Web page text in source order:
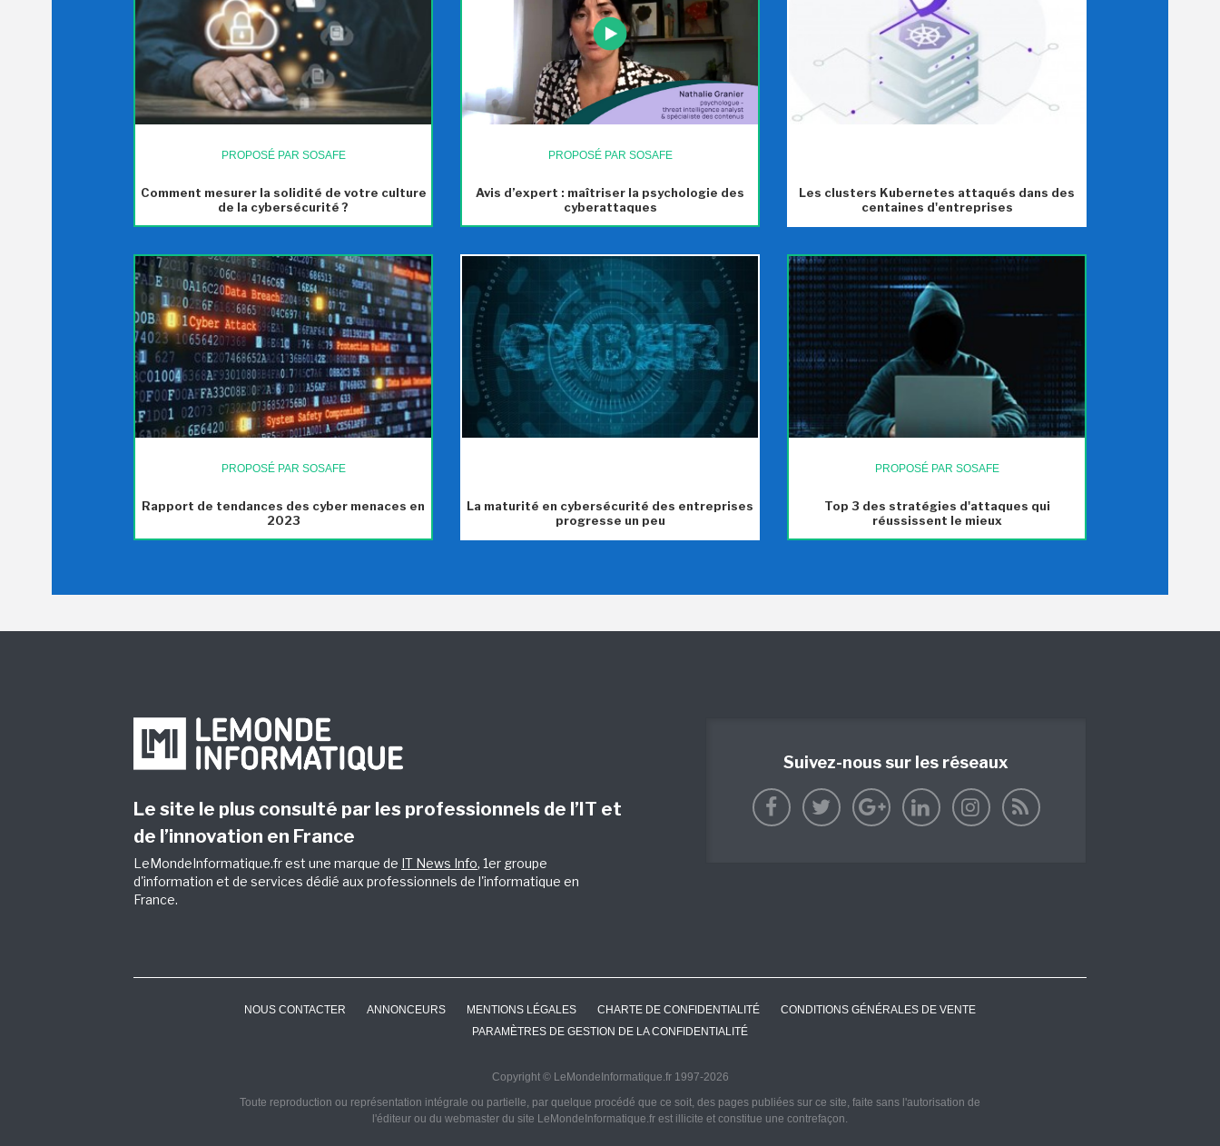
PROPOSÉ PAR SOSAFE
Comment mesurer la solidité de votre culture
de la cybersécurité ?
PROPOSÉ PAR SOSAFE
Avis d’expert : maîtriser la psychologie des
cyberattaques
Les clusters Kubernetes attaqués dans des
centaines d'entreprises
PROPOSÉ PAR SOSAFE
Rapport de tendances des cyber menaces en
2023
La maturité en cybersécurité des entreprises
progresse un peu
PROPOSÉ PAR SOSAFE
Top 3 des stratégies d'attaques qui
réussissent le mieux
Le site le plus consulté par les professionnels de l’IT et
de l’innovation en France
LeMondeInformatique.fr est une marque de IT News Info, 1er groupe
d'information et de services dédié aux professionnels de l'informatique en
France.
Suivez-nous sur les réseaux
NOUS CONTACTER ANNONCEURS MENTIONS LÉGALES CHARTE DE CONFIDENTIALITÉ
CONDITIONS GÉNÉRALES DE VENTE
PARAMÈTRES DE GESTION DE LA CONFIDENTIALITÉ
Copyright © LeMondeInformatique.fr 1997-2026
Toute reproduction ou représentation intégrale ou partielle, par quelque procédé que ce soit, des pages publiées sur ce site, faite sans l'autorisation de
l'éditeur ou du webmaster du site LeMondeInformatique.fr est illicite et constitue une contrefaçon.